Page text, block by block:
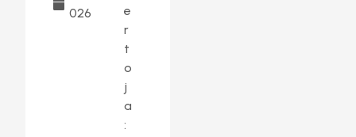
026
e
r
t
o
j
a
: